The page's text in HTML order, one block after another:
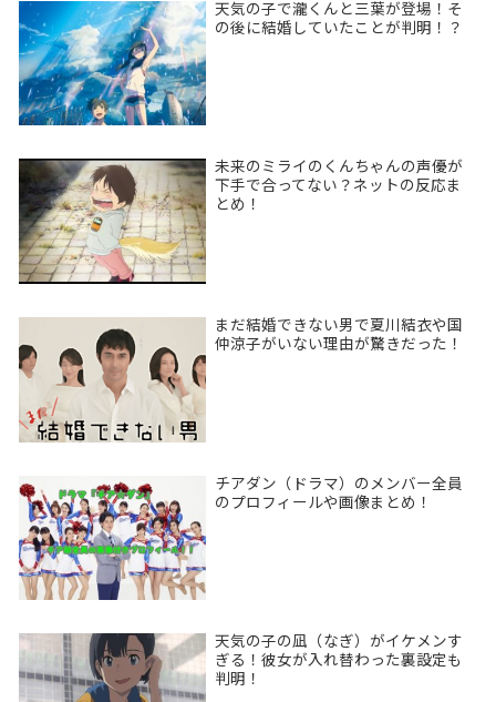
天気の子で瀧くんと三葉が登場！そ
の後に結婚していたことが判明！？
未来のミライのくんちゃんの声優が
下手で合ってない？ネットの反応ま
とめ！
まだ結婚できない男で夏川結衣や国
仲涼子がいない理由が驚きだった！
チアダン（ドラマ）のメンバー全員
のプロフィールや画像まとめ！
天気の子の凪（なぎ）がイケメンす
ぎる！彼女が入れ替わった裏設定も
判明！